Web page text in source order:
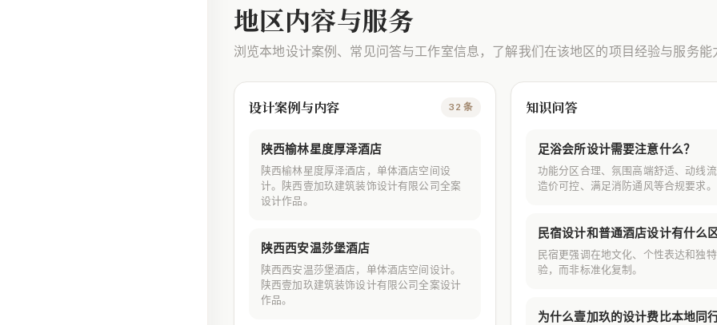
地区内容与服务
浏览本地设计案例、常见问答与工作室信息，了解我们在该地区的项目经验与服务能
设计案例与内容 32 条
陕西榆林星度厚泽酒店
陕西榆林星度厚泽酒店，单体酒店空间设
计。陕西壹加玖建筑装饰设计有限公司全案
设计作品。
陕西西安温莎堡酒店
陕西西安温莎堡酒店，单体酒店空间设计。
陕西壹加玖建筑装饰设计有限公司全案设计
作品。
知识问答
足浴会所设计需要注意什么？
功能分区合理、氛围高端舒适、动线
造价可控、满足消防通风等合规要求。
民宿设计和普通酒店设计有什么
民宿更强调在地文化、个性表达和独
验，而非标准化复制。
为什么壹加玖的设计费比本地同